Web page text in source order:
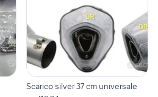
Scarico silver 37 cm universale